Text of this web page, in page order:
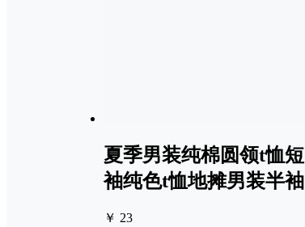
夏季男装纯棉圆领t恤短
袖纯色t恤地摊男装半袖
￥ 23